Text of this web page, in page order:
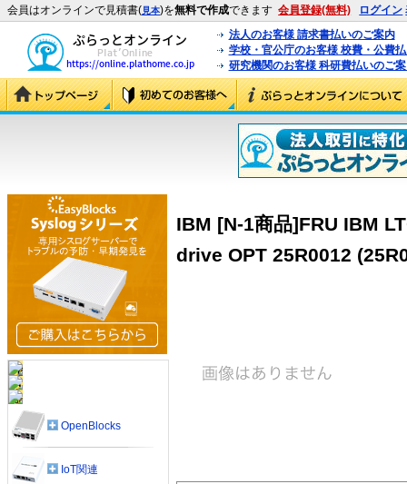
会員はオンラインで見積書(見本)を無料で作成できます 会員登録(無料) ログイン
法人のお客様 請求書払いのご案内
学校・官公庁のお客様 校費・公費
研究機関のお客様 科研費払いのご
IBM [N-1商品]FRU IBM
drive OPT 25R0012
OpenBlocks
IoT関連